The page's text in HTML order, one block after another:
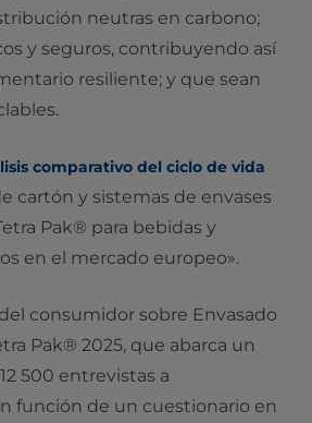
neutras en carbono;
y seguros, contribuyendo así
resiliente; y que sean
comparativo del ciclo de vida
cartón y sistemas de envases
Pak® para bebidas y
en el mercado europeo».
consumidor sobre Envasado
Pak® 2025, que abarca un
500 entrevistas a
función de un cuestionario en